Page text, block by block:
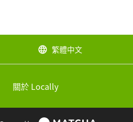
language 繁體中文
關於 Locally